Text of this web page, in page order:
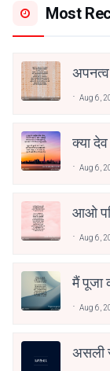
Most
अपनत्व
Aug 6,
क्या
Aug 6,
आओ
Aug 6,
मैं पूजा
Aug 6,
असली